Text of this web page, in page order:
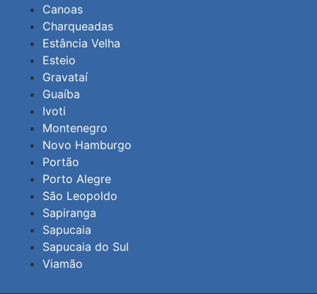
Canoas
Charqueadas
Estância Velha
Esteio
Gravataí
Guaíba
Ivoti
Montenegro
Novo Hamburgo
Portão
Porto Alegre
São Leopoldo
Sapiranga
Sapucaia
Sapucaia do Sul
Viamão